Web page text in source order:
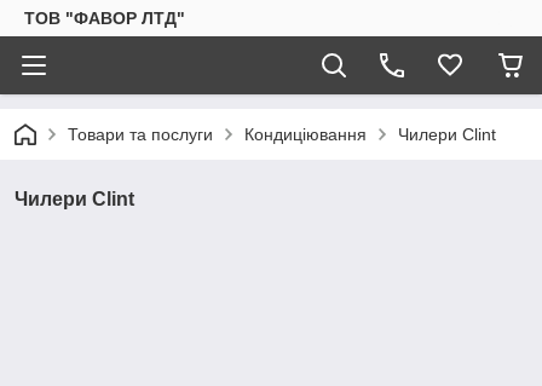
ТОВ "ФАВОР ЛТД"
Товари та послуги Кондиціювання Чилери Clint
Чилери Clint